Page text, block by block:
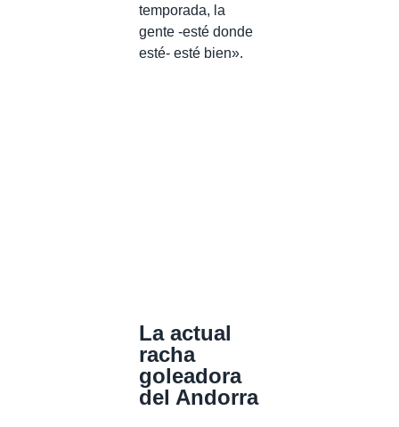
temporada, la
gente -esté donde
esté- esté bien».
La actual
racha
goleadora
del Andorra